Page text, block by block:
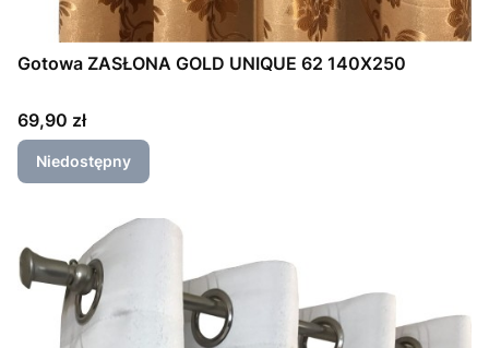
Gotowa ZASŁONA GOLD UNIQUE 62 140X250
Cena
69,90 zł
Niedostępny